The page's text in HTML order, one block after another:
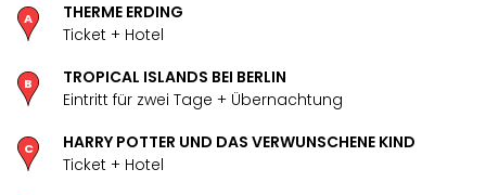
THERME ERDING
Ticket + Hotel
TROPICAL ISLANDS BEI BERLIN
Eintritt für zwei Tage + Übernachtung
HARRY POTTER UND DAS VERWUNSCHENE KIND
Ticket + Hotel